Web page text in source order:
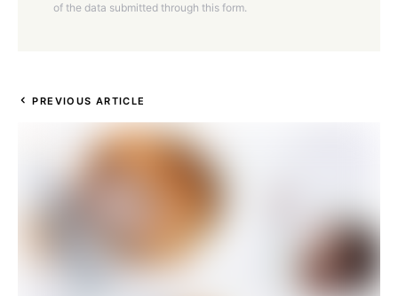
of the data submitted through this form.
PREVIOUS ARTICLE